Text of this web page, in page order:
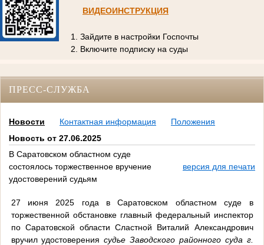
ВИДЕОИНСТРУКЦИЯ
1. Зайдите в настройки Госпочты
2. Включите подписку на суды
ПРЕСС-СЛУЖБА
Новости Контактная информация
Положения
Новость от 27.06.2025
В Саратовском областном суде
состоялось торжественное вручение
удостоверений судьям
версия для печати
27 июня 2025 года в Саратовском областном суде в
торжественной обстановке главный федеральный инспектор
по Саратовской области Сластной Виталий Александрович
вручил удостоверениясудье Заводского районного суда г.